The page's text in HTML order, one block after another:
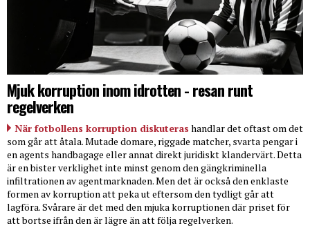
Mjuk korruption inom idrotten - resan runt
regelverken
När fotbollens korruption diskuteras handlar det oftast om det
som går att åtala. Mutade domare, riggade matcher, svarta pengar i
en agents handbagage eller annat direkt juridiskt klandervärt. Detta
är en bister verklighet inte minst genom den gängkriminella
infiltrationen av agentmarknaden. Men det är också den enklaste
formen av korruption att peka ut eftersom den tydligt går att
lagföra. Svårare är det med den mjuka korruptionen där priset för
att bortse ifrån den är lägre än att följa regelverken.